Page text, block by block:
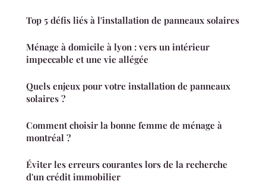
Top 5 défis liés à l'installation de panneaux solaires
Ménage à domicile à lyon : vers un intérieur
impeccable et une vie allégée
Quels enjeux pour votre installation de panneaux
solaires ?
Comment choisir la bonne femme de ménage à
montréal ?
Éviter les erreurs courantes lors de la recherche
d'un crédit immobilier